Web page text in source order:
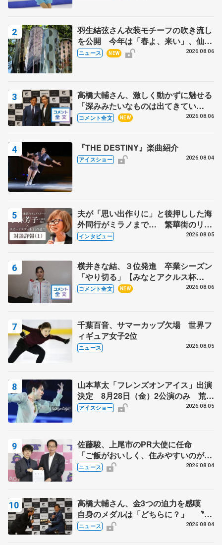
羽生結弦さん衣装モチーフの吹き流し
を公開 今年は「春よ、来い」、仙台
の瑞鳳殿
ニュース NEW 2026.08.06
高橋大輔さん、激しく動かずに魅せる
「深みみたいなものは出てきてい
る？」 〝兄さん〟と慕うレジェンド
コメント全文 NEW 2026.08.06
『THE DESTINY』楽曲紹介
アイスショー 2026.08.04
夫が「思い出作りに」と後押しした海
外同行がミラノまで… 繁華街のリン
クでは不良のお兄さんも味方に 小林
インタビュー 2026.08.05
横井きな結、３位発進 卒業シーズン
「やり切る」【みなとアクルス杯
SP】
コメント全文 NEW 2026.08.06
千葉百音、サマーカップ欠場 世界フ
ィギュア女子2位
ニュース 2026.08.05
山本草太「フレンズオンアイス」出演
決定 8月28日（金）2公演のみ 荒川
静香さんプロデュース、20周年のアイ
アイスショー 2026.08.05
佐藤駿、上尾市のPR大使に任命
「ご飯がおいしく、住みやすいのが魅
力」
ニュース 2026.08.04
高橋大輔さん、金3つの迫力を感嘆
自身のメダルは「どちらに？」 〝リ
ス兄弟〟オリンピック3連覇の野村忠
ニュース 2026.08.04